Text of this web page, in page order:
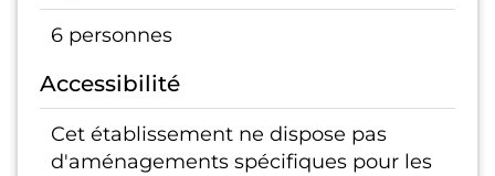
6 personnes
Accessibilité
Cet établissement ne dispose pas
d'aménagements spécifiques pour les